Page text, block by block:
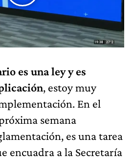
es una ley y es
, estoy muy
En el
semana
es una tarea
encuadra a la Secretaría